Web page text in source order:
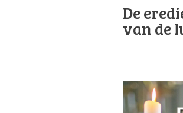
De
van de